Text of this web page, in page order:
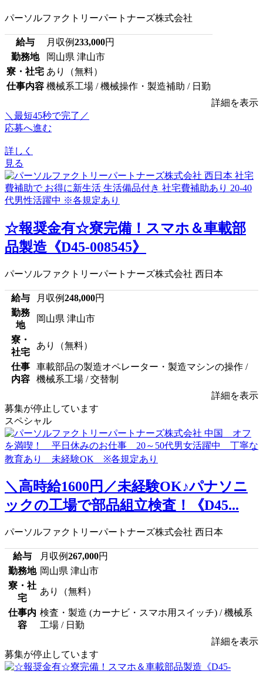
パーソルファクトリーパートナーズ株式会社
給与 月収例233,000円
勤務地
岡山県 津山市
寮・社宅 あり（無料）
仕事内容 機械系工場 / 機械操作・製造補助 / 日勤
詳細を表示
＼最短45秒で完了／
応募へ進む
詳しく
見る
☆報奨金有☆寮完備！スマホ＆車載部
品製造《D45-008545》
パーソルファクトリーパートナーズ株式会社 西日本
給与 月収例248,000円
勤務
地
岡山県 津山市
寮・
社宅
あり（無料）
仕事
内容
車載部品の製造オペレーター・製造マシンの操作 /
機械系工場 / 交替制
詳細を表示
募集が停止しています
スペシャル
＼高時給1600円／未経験OK♪パナソニ
ックの工場で部品組立検査！《D45...
パーソルファクトリーパートナーズ株式会社 西日本
給与 月収例267,000円
勤務地 岡山県 津山市
寮・社
宅
あり（無料）
仕事内
容
検査・製造 (カーナビ・スマホ用スイッチ) / 機械系
工場 / 日勤
詳細を表示
募集が停止しています